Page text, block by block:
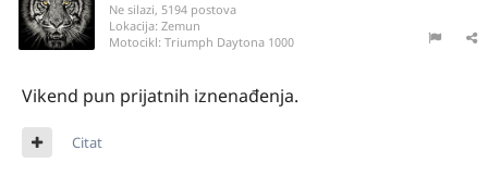
Ne silazi, 5194 postova
Lokacija: Zemun
Motocikl: Triumph Daytona 1000
Vikend pun prijatnih iznenađenja.
Citat